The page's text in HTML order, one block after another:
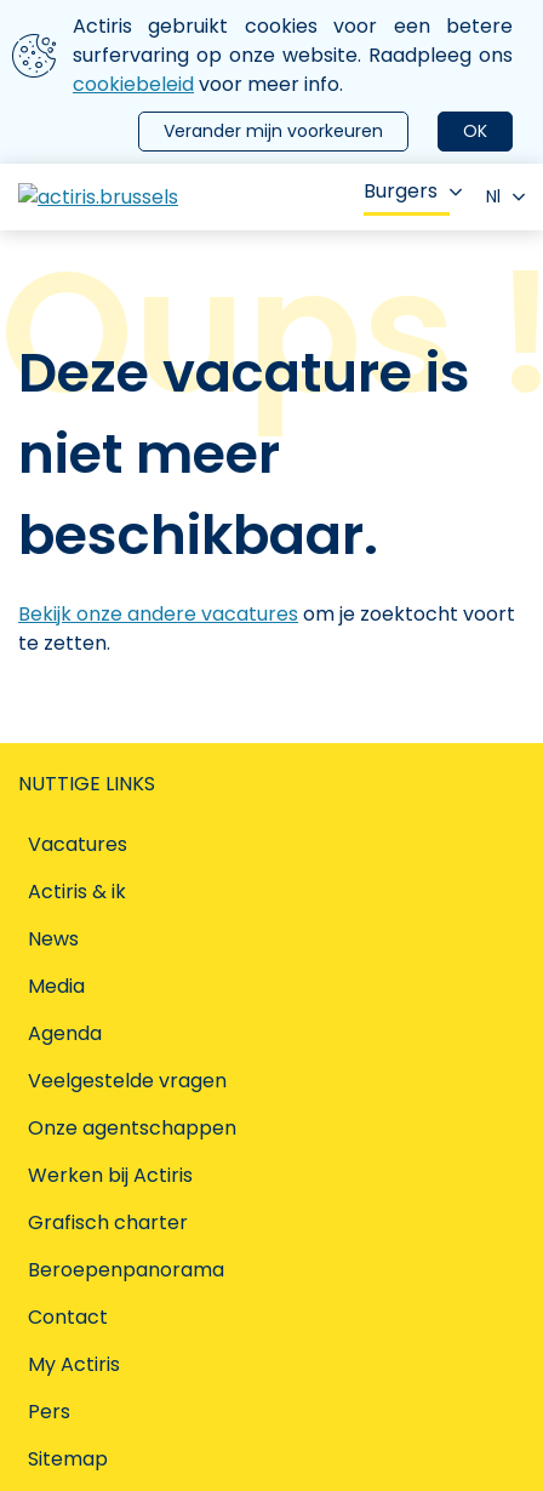
Aller au contenu principal
We gebruiken cookies
Actiris gebruikt cookies voor een betere
surfervaring op onze website. Raadpleeg ons
cookiebeleidvoor meer info.
OK
Verander mijn voorkeuren
le menu
Burgers Nl
Deze vacature is
niet meer
beschikbaar.
Bekijk onze andere vacaturesom je zoektocht voort
te zetten.
NUTTIGE LINKS
Vacatures
Actiris & ik
News
Media
Agenda
Veelgestelde vragen
Onze agentschappen
Werken bij Actiris
Grafisch charter
Beroepenpanorama
Contact
My Actiris
Pers
Sitemap